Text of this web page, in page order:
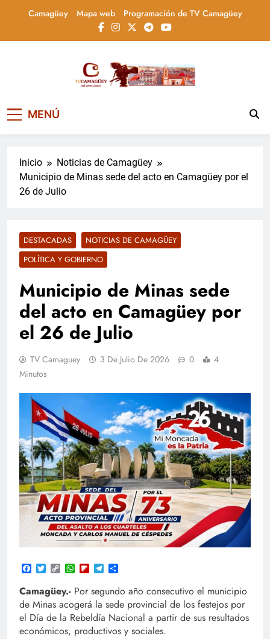
Camagüey Mapa web Programación de TV Camagüey
Televisión Camagüey,
Cuba
informa, educa y entretiene con contenidos
la actualidad nacional
MENÚ
Inicio
Noticias de Camagüey
Municipio de Minas sede del acto en Camagüey por el
26 de Julio
DESTACADAS
NOTICIAS DE CAMAGÜEY
POLÍTICA Y GOBIERNO
Municipio de Minas sede
del acto en Camagüey por
el 26 de Julio
TV Camaguey 3 De Julio De 2026 0
4
Minutos
Facebook
TwitterCopy
Link
WhatsApp
FlipboardTelegram
Camagüey.- Por segundo año consecutivo el municipio
de Minas acogerá la sede provincial de los festejos por
el Día de la Rebeldía Nacional a partir de sus resultados
económicos, productivos y sociales.